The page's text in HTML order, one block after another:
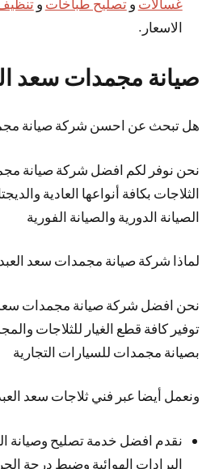
الاسعار.
صيانة مجمدات سعد
هل تبحث عن احسن شركة صيانة
نحن نوفر لكم افضل شركة صيانة
الثلاجات بكافة أنواعها العادية
الصيانة الدورية والصيانة الفورية
لماذا شركة صيانة مجمدات سعد
نحن افضل شركة صيانة مجمدات سعد
توفير كافة قطع الغيار للثلاجات
بصيانة مجمدات للسيارات التجارية
ونعمل أيضا عبر فني ثلاجات سعد
نقدم افضل خدمة تصليح وصيانة
البرادات الهوائية وضبط درجة